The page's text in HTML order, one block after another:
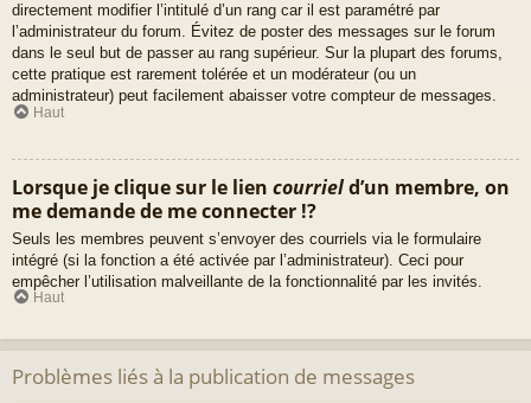
directement modifier l’intitulé d’un rang car il est paramétré par
l’administrateur du forum. Évitez de poster des messages sur le forum
dans le seul but de passer au rang supérieur. Sur la plupart des forums,
cette pratique est rarement tolérée et un modérateur (ou un
administrateur) peut facilement abaisser votre compteur de messages.
Haut
Lorsque je clique sur le lien courrield’un membre, on
me demande de me connecter !?
Seuls les membres peuvent s’envoyer des courriels via le formulaire
intégré (si la fonction a été activée par l’administrateur). Ceci pour
empêcher l’utilisation malveillante de la fonctionnalité par les invités.
Haut
Problèmes liés à la publication de messages